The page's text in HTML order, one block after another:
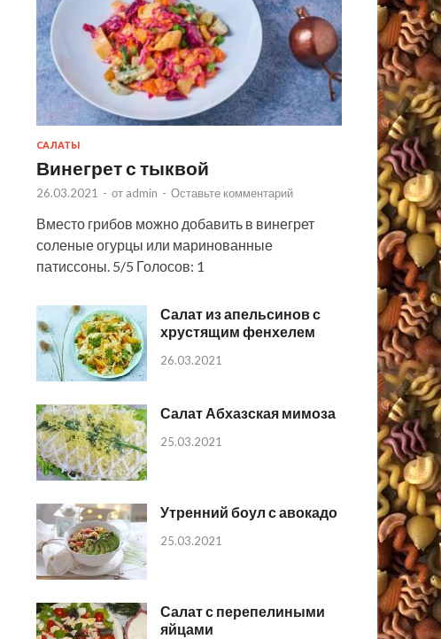
САЛАТЫ
Винегрет с тыквой
26.03.2021 - от admin - Оставьте комментарий
Вместо грибов можно добавить в винегрет
соленые огурцы или маринованные
патиссоны. 5/5 Голосов: 1
Салат из апельсинов с
хрустящим фенхелем
26.03.2021
Салат Абхазская мимоза
25.03.2021
Утренний боул с авокадо
25.03.2021
Салат с перепелиными
яйцами